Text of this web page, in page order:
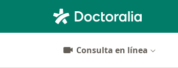
Consulta en línea